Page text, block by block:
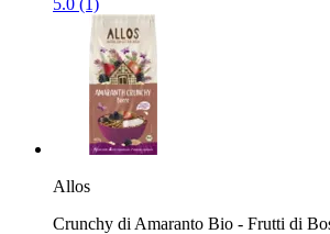
Allos
Crunchy di Amaranto Bio - Frutti di